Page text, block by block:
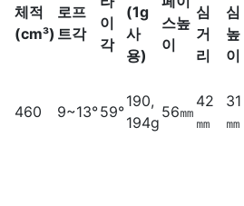
체적
(cm³)
로프
트각
이
각
(1g
사
용)
스높
이
심
거
리
심
높
이
460 9~13°59°
190,
194g
56㎜
42
㎜
31
㎜